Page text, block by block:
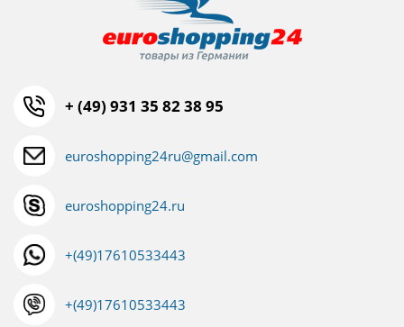
+ (49) 931 35 82 38 95
euroshopping24ru@gmail.com
euroshopping24.ru
+(49)17610533443
+(49)17610533443